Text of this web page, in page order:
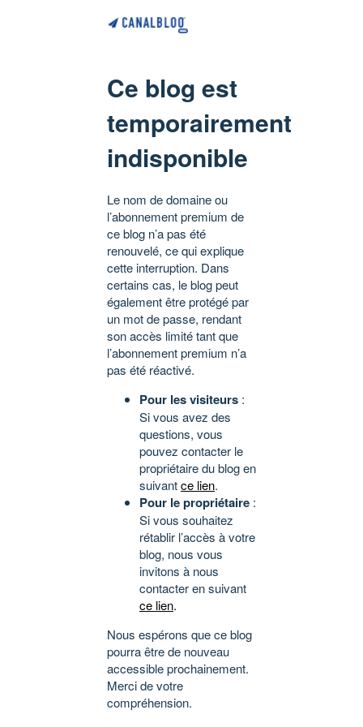
Ce blog est
temporairement
indisponible
Le nom de domaine ou
l’abonnement premium de
ce blog n’a pas été
renouvelé, ce qui explique
cette interruption. Dans
certains cas, le blog peut
également être protégé par
un mot de passe, rendant
son accès limité tant que
l’abonnement premium n’a
pas été réactivé.
Pour les visiteurs :
Si vous avez des
questions, vous
pouvez contacter le
propriétaire du blog en
suivantce lien.
Pour le propriétaire :
Si vous souhaitez
rétablir l’accès à votre
blog, nous vous
invitons à nous
contacter en suivant
ce lien.
Nous espérons que ce blog
pourra être de nouveau
accessible prochainement.
Merci de votre
compréhension.